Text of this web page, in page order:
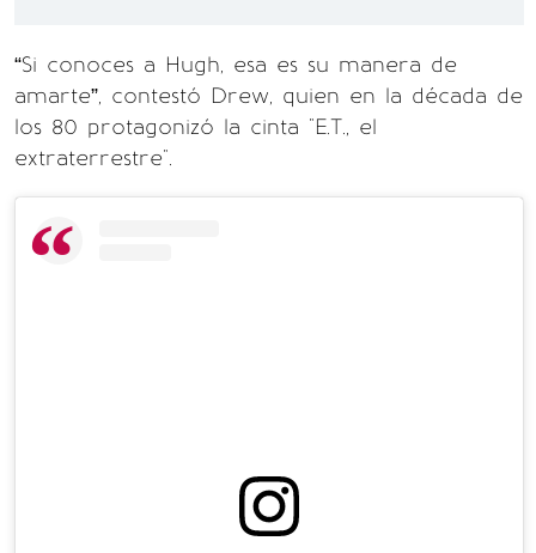
“Si conoces a Hugh, esa es su manera de
amarte”, contestó Drew, quien en la década de
los 80 protagonizó la cinta "E.T., el
extraterrestre".